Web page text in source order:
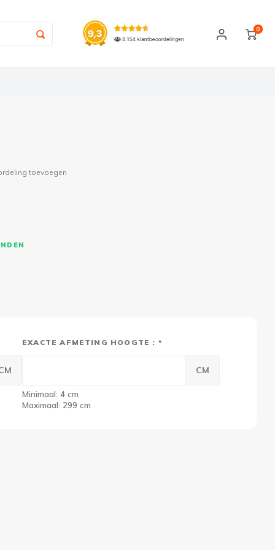
0
toevoegen
EXACTE AFMETING HOOGTE : *
CM
Minimaal: 4 cm
Maximaal: 299 cm